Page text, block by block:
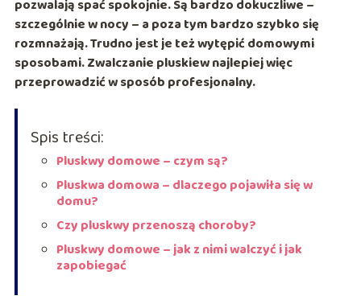
pozwalają spać spokojnie. Są bardzo dokuczliwe –
szczególnie w nocy – a poza tym bardzo szybko się
rozmnażają. Trudno jest je też wytępić domowymi
sposobami. Zwalczanie pluskiew najlepiej więc
przeprowadzić w sposób profesjonalny.
Spis treści:
Pluskwy domowe – czym są?
Pluskwa domowa – dlaczego pojawiła się w
domu?
Czy pluskwy przenoszą choroby?
Pluskwy domowe – jak z nimi walczyć i jak
zapobiegać